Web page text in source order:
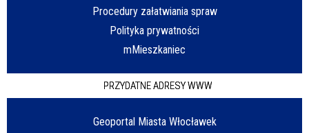
Procedury załatwiania spraw
Polityka prywatności
mMieszkaniec
PRZYDATNE ADRESY WWW
Geoportal Miasta Włocławek